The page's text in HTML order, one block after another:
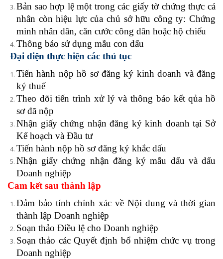
Bản sao hợp lệ một trong các giấy tờ chứng thực cá
nhân còn hiệu lực của chủ sở hữu công ty: Chứng
minh nhân dân, căn cước công dân hoặc hộ chiếu
Thông báo sử dụng mẫu con dấu
Đại diện thực hiện các thủ tục
Tiến hành nộp hồ sơ đăng ký kinh doanh và đăng
ký thuế
Theo dõi tiến trình xử lý và thông báo kết qủa hồ
sơ đã nộp
Nhận giấy chứng nhận đăng ký kinh doanh tại Sở
Kế hoạch và Đầu tư
Tiến hành nộp hồ sơ đăng ký khắc dấu
Nhận giấy chứng nhận đăng ký mẫu dấu và dấu
Doanh nghiệp
Cam kết sau thành lập
Đảm bảo tính chính xác về Nội dung và thời gian
thành lập Doanh nghiệp
Soạn thảo Điều lệ cho Doanh nghiệp
Soạn thảo các Quyết định bổ nhiệm chức vụ trong
Doanh nghiệp